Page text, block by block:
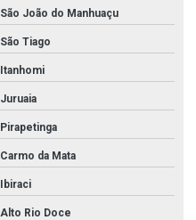
São João do Manhuaçu
São Tiago
Itanhomi
Juruaia
Pirapetinga
Carmo da Mata
Ibiraci
Alto Rio Doce